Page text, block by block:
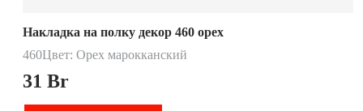
Накладка на полку декор 460 орех
460Цвет: Орех марокканский
31 Br